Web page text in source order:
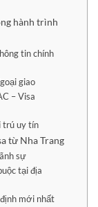
hành trình
tin chính
giao
– Visa
trú uy tín
từ Nha Trang
sự
tại địa
mới nhất